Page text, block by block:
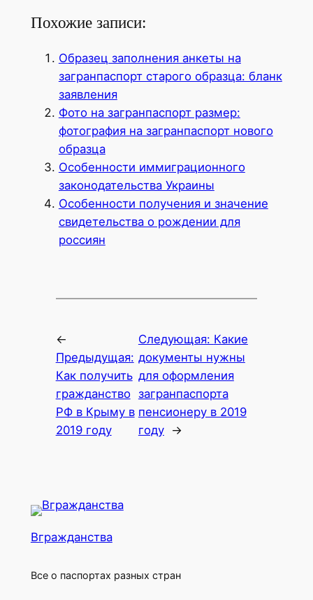
Похожие записи:
Образец заполнения анкеты на
загранпаспорт старого образца: бланк
заявления
Фото на загранпаспорт размер:
фотография на загранпаспорт нового
образца
Особенности иммиграционного
законодательства Украины
Особенности получения и значение
свидетельства о рождении для
россиян
←
Предыдущая:
Как получить
гражданство
РФ в Крыму в
2019 году
Следующая: Какие
документы нужны
для оформления
загранпаспорта
пенсионеру в 2019
году
→
Вгражданства
Все о паспортах разных стран